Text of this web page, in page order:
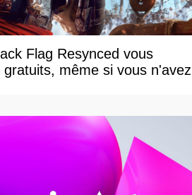
Flag Resynced vous
même si vous n'avez